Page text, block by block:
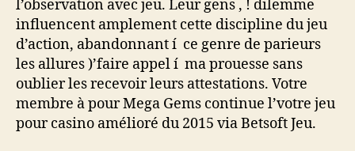
l’observation avec jeu. Leur gens , ! dilemme
influencent amplement cette discipline du jeu
d’action, abandonnant í ce genre de parieurs
les allures )’faire appel í ma prouesse sans
oublier les recevoir leurs attestations. Votre
membre à pour Mega Gems continue l’votre jeu
pour casino amélioré du 2015 via Betsoft Jeu.